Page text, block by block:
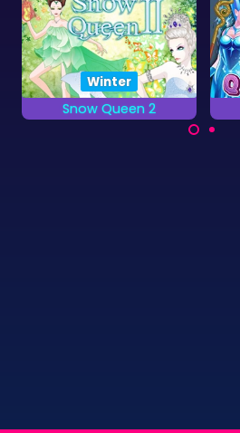
Snow Queen 5
Winter
Alle draken zijn